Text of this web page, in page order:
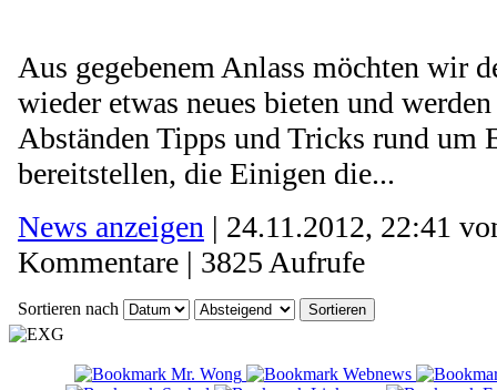
Aus gegebenem Anlass möchten wir
wieder etwas neues bieten und
Abständen Tipps und Tricks rund um
bereitstellen, die Einigen die...
News anzeigen | 24.11.2012, 22:41
Kommentare | 3825 Aufrufe
Sortieren nach